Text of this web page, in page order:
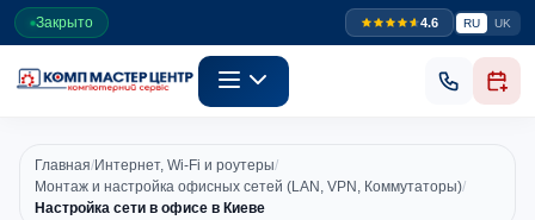
Закрыто 4.6 RU UK
Главная/Интернет, Wi-Fi и роутеры/
Монтаж и настройка офисных сетей (LAN, VPN, Коммутаторы)/
Настройка сети в офисе в Киеве